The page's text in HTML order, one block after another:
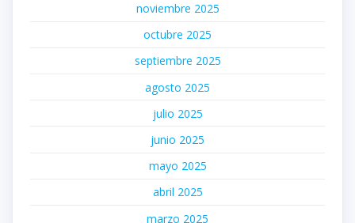
noviembre 2025
octubre 2025
septiembre 2025
agosto 2025
julio 2025
junio 2025
mayo 2025
abril 2025
marzo 2025